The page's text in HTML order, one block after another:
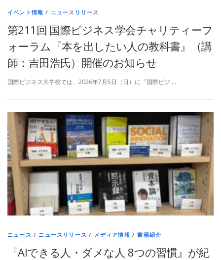
イベント情報 / ニュースリリース
第211回 国際ビジネス学会チャリティーフ
ォーラム『本を出したい人の教科書』（講
師：吉田浩氏）開催のお知らせ
国際ビジネス大学校では、2026年7月5日（日）に「国際ビジ …
ニュース / ニュースリリース / メディア情報 /書籍紹介
『AIできる人・ダメな人 8つの習慣』が紀